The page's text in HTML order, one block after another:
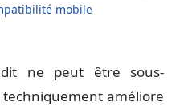
mobile
ne peut être sous-
améliore